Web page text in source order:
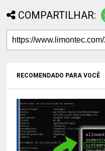
COMPARTILHAR:
RECOMENDADO PARA VOCÊ